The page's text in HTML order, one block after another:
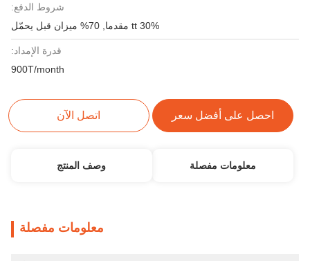
شروط الدفع:
30% tt مقدما, 70% ميزان قبل يحمّل
قدرة الإمداد:
900T/month
احصل على أفضل سعر اتصل الآن
معلومات مفصلة وصف المنتج
معلومات مفصلة